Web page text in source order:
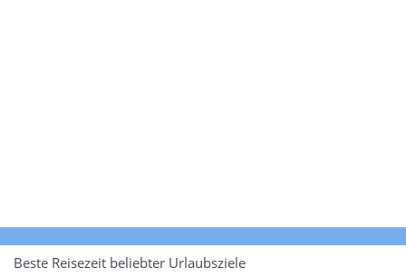
Beste Reisezeit beliebter Urlaubsziele